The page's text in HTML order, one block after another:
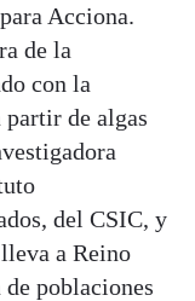
Acciona.
de la
con la
de algas
del CSIC, y
a Reino
poblaciones